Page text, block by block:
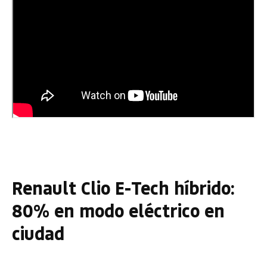
Renault Clio E-Tech híbrido:
80% en modo eléctrico en
ciudad